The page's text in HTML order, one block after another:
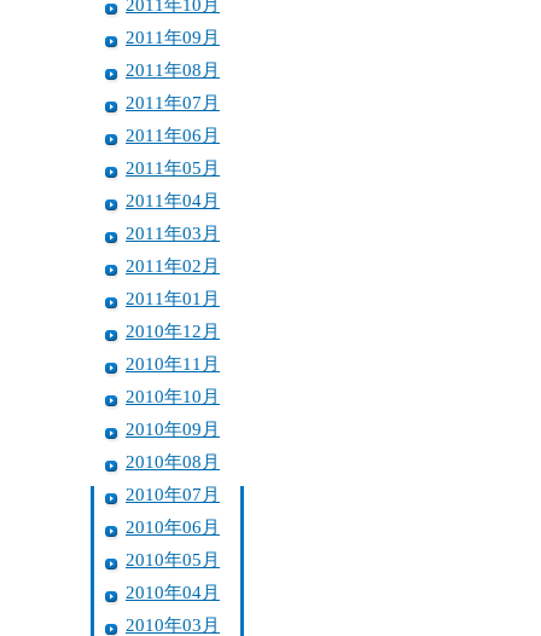
2011年10月
2011年09月
2011年08月
2011年07月
2011年06月
2011年05月
2011年04月
2011年03月
2011年02月
2011年01月
2010年12月
2010年11月
2010年10月
2010年09月
2010年08月
2010年07月
2010年06月
2010年05月
2010年04月
2010年03月